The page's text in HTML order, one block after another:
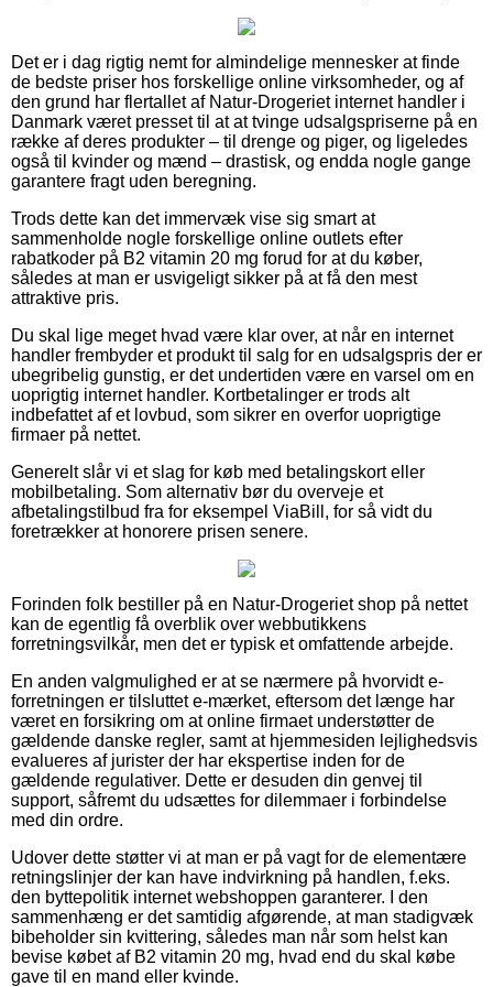
Det er i dag rigtig nemt for almindelige mennesker at finde
de bedste priser hos forskellige online virksomheder, og af
den grund har flertallet af Natur-Drogeriet internet handler i
Danmark været presset til at at tvinge udsalgspriserne på en
række af deres produkter – til drenge og piger, og ligeledes
også til kvinder og mænd – drastisk, og endda nogle gange
garantere fragt uden beregning.
Trods dette kan det immervæk vise sig smart at
sammenholde nogle forskellige online outlets efter
rabatkoder på B2 vitamin 20 mg forud for at du køber,
således at man er usvigeligt sikker på at få den mest
attraktive pris.
Du skal lige meget hvad være klar over, at når en internet
handler frembyder et produkt til salg for en udsalgspris der er
ubegribelig gunstig, er det undertiden være en varsel om en
uoprigtig internet handler. Kortbetalinger er trods alt
indbefattet af et lovbud, som sikrer en overfor uoprigtige
firmaer på nettet.
Generelt slår vi et slag for køb med betalingskort eller
mobilbetaling. Som alternativ bør du overveje et
afbetalingstilbud fra for eksempel ViaBill, for så vidt du
foretrækker at honorere prisen senere.
Forinden folk bestiller på en Natur-Drogeriet shop på nettet
kan de egentlig få overblik over webbutikkens
forretningsvilkår, men det er typisk et omfattende arbejde.
En anden valgmulighed er at se nærmere på hvorvidt e-
forretningen er tilsluttet e-mærket, eftersom det længe har
været en forsikring om at online firmaet understøtter de
gældende danske regler, samt at hjemmesiden lejlighedsvis
evalueres af jurister der har ekspertise inden for de
gældende regulativer. Dette er desuden din genvej til
support, såfremt du udsættes for dilemmaer i forbindelse
med din ordre.
Udover dette støtter vi at man er på vagt for de elementære
retningslinjer der kan have indvirkning på handlen, f.eks.
den byttepolitik internet webshoppen garanterer. I den
sammenhæng er det samtidig afgørende, at man stadigvæk
bibeholder sin kvittering, således man når som helst kan
bevise købet af B2 vitamin 20 mg, hvad end du skal købe
gave til en mand eller kvinde.